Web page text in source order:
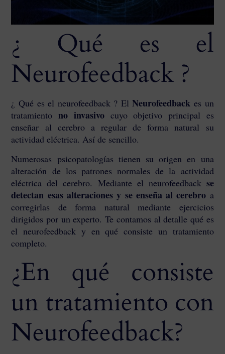
¿ Qué es el
Neurofeedback ?
¿ Qué es el neurofeedback ? ElNeurofeedback es un
tratamientono invasivocuyo objetivo principal es
enseñar al cerebro a regular de forma natural su
actividad eléctrica. Así de sencillo.
Numerosas psicopatologías tienen su origen en una
alteración de los patrones normales de la actividad
eléctrica del cerebro. Mediante el neurofeedback se
detectan esas alteraciones y se enseña al cerebro a
corregirlas de forma natural mediante ejercicios
dirigidos por un experto. Te contamos al detalle qué es
el neurofeedback y en qué consiste un tratamiento
completo.
¿En qué consiste
un tratamiento con
Neurofeedback?